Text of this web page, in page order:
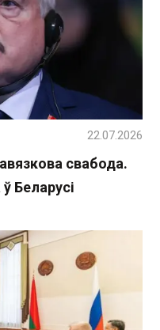
свабода.
Беларусі
22.07.2026